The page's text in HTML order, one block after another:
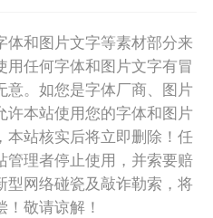
体和图片文字等素材部分来
任何字体和图片文字有冒
。如您是字体厂商、图片
本站使用您的字体和图片
本站核实后将立即删除！任
管理者停止使用，并索要赔
型网络碰瓷及敲诈勒索，将
敬请谅解！